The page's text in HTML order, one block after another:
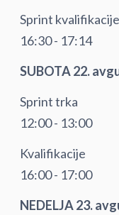
Sprint kvalifikacije
16:30 - 17:14
SUBOTA 22.
Sprint trka
12:00 - 13:00
Kvalifikacije
16:00 - 17:00
NEDELJA 23.